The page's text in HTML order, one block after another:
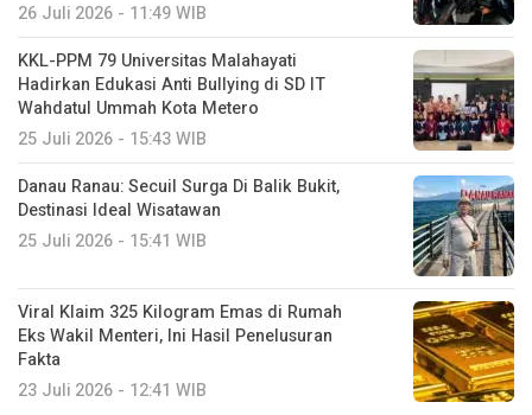
26 Juli 2026 - 11:49 WIB
KKL-PPM 79 Universitas Malahayati
Hadirkan Edukasi Anti Bullying di SD IT
Wahdatul Ummah Kota Metero
25 Juli 2026 - 15:43 WIB
Danau Ranau: Secuil Surga Di Balik Bukit,
Destinasi Ideal Wisatawan
25 Juli 2026 - 15:41 WIB
Viral Klaim 325 Kilogram Emas di Rumah
Eks Wakil Menteri, Ini Hasil Penelusuran
Fakta
23 Juli 2026 - 12:41 WIB